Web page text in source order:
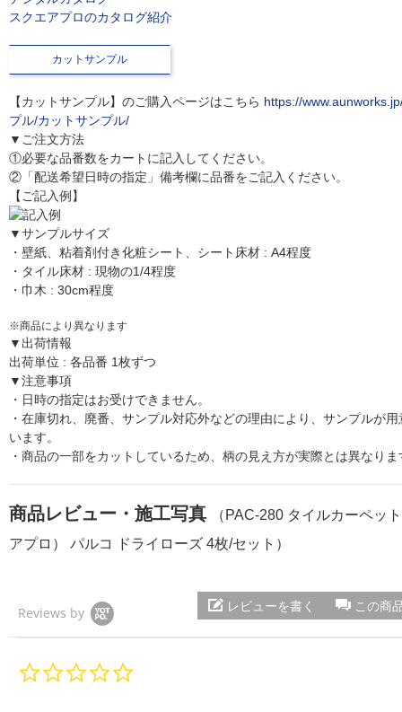
スクエアプロのカタログ紹介
カットサンプル
【カットサンプル】のご購入ページはこちら https://
プル/カットサンプル/
▼ご注文方法
①必要な品番数をカートに記入してください。
②「配送希望日時の指定」備考欄に品番をご記入ください。
【ご記入例】
▼サンプルサイズ
・壁紙、粘着剤付き化粧シート、シート床材 : A4程度
・タイル床材 : 現物の1/4程度
・巾木 : 30cm程度
※商品により異なります
▼出荷情報
出荷単位 : 各品番 1枚ずつ
▼注意事項
・日時の指定はお受けできません。
・在庫切れ、廃番、サンプル対応外などの理由により、サンプルが
います。
・商品の一部をカットしているため、柄の見え方が実際とは異なりま
商品レビュー・施工写真
（PAC-280 タイルカーペッ
アプロ） パルコ ドライローズ 4枚/セット）
Reviews by この商
レビューを書く